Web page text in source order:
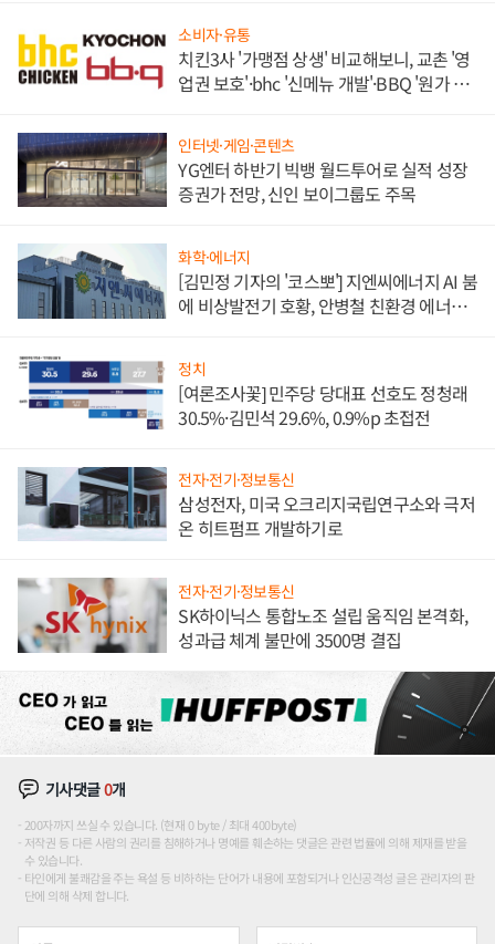
소비자·유통
치킨3사 '가맹점 상생' 비교해보니, 교촌 '영
업권 보호'·bhc '신메뉴 개발'·BBQ '원가 부
인터넷·게임·콘텐츠
YG엔터 하반기 빅뱅 월드투어로 실적 성장
증권가 전망, 신인 보이그룹도 주목
화학·에너지
[김민정 기자의 '코스뽀'] 지엔씨에너지 AI 붐
에 비상발전기 호황, 안병철 친환경 에너지
정치
[여론조사꽃] 민주당 당대표 선호도 정청래
30.5%·김민석 29.6%, 0.9%p 초접전
전자·전기·정보통신
삼성전자, 미국 오크리지국립연구소와 극저
온 히트펌프 개발하기로
전자·전기·정보통신
SK하이닉스 통합노조 설립 움직임 본격화,
성과급 체계 불만에 3500명 결집
기사댓글0개
200자까지 쓰실 수 있습니다. (현재 0 byte / 최대 400byte)
저작권 등 다른 사람의 권리를 침해하거나 명예를 훼손하는 댓글은 관련 법률에 의해 제재를 받을
수 있습니다.
타인에게 불쾌감을 주는 욕설 등 비하하는 단어가 내용에 포함되거나 인신공격성 글은 관리자의 판
단에 의해 삭제 합니다.